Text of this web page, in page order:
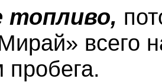
топливо,
всего
пробега.